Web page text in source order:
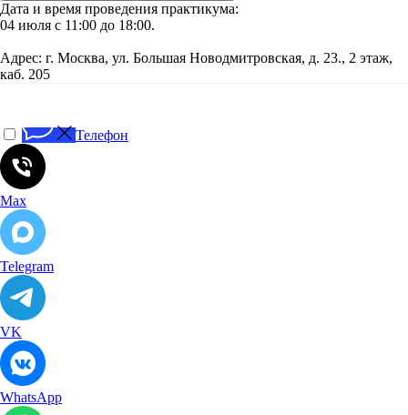
Дата и время проведения практикума:
04 июля с 11:00 до 18:00.
Адрес: г. Москва, ул. Большая Новодмитровская, д. 23., 2 этаж,
каб. 205
Телефон
Max
Telegram
VK
WhatsApp